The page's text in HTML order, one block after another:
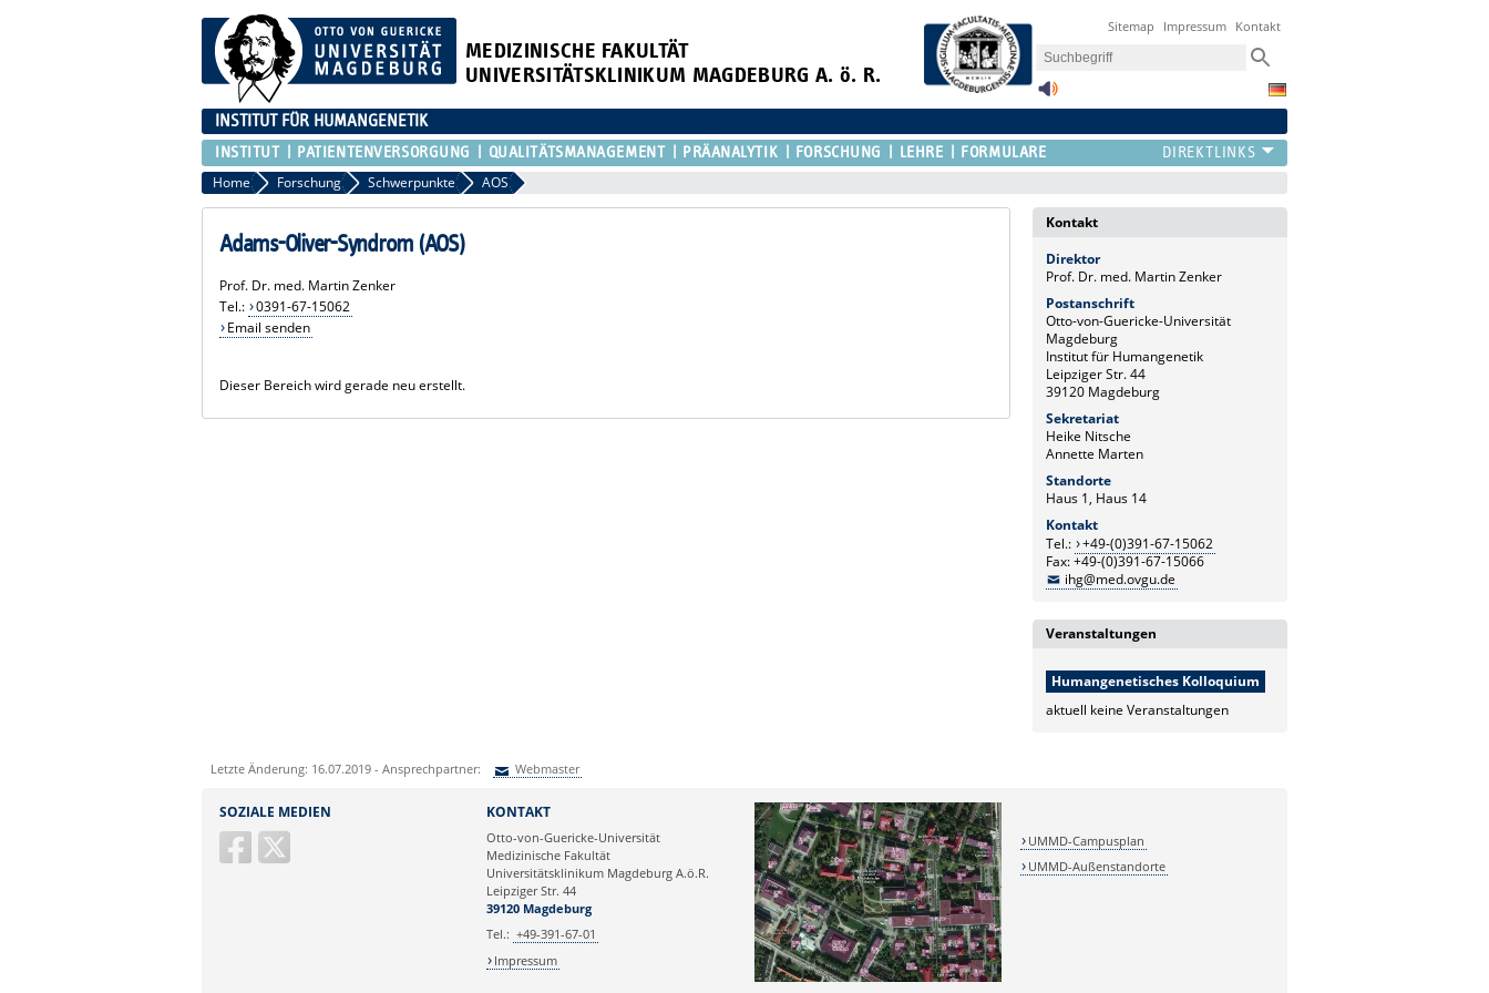
MEDIZINISCHE FAKULTÄT
UNIVERSITÄTSKLINIKUM MAGDEBURG A. ö. R.
Sitemap Impressum Kontakt
INSTITUT FÜR HUMANGENETIK
INSTITUT PATIENTENVERSORGUNG QUALITÄTSMANAGEMENT PRÄANALYTIK FORSCHUNG LEHRE FORMULARE
Home Forschung Schwerpunkte AOS
Adams-Oliver-Syndrom (AOS)
Prof. Dr. med. Martin Zenker
Tel.: 0391-67-15062
Email senden
Dieser Bereich wird gerade neu erstellt.
Kontakt
Direktor
Prof. Dr. med. Martin Zenker
Postanschrift
Otto-von-Guericke-Universität
Magdeburg
Institut für Humangenetik
Leipziger Str. 44
39120 Magdeburg
Sekretariat
Heike Nitsche
Annette Marten
Standorte
Haus 1, Haus 14
Kontakt
Tel.: +49-(0)391-67-15062
Fax: +49-(0)391-67-15066
ihg@med.ovgu.de
Veranstaltungen
Humangenetisches Kolloquium
aktuell keine Veranstaltungen
Letzte Änderung: 16.07.2019 - Ansprechpartner: Webmaster
Ihre E-Mailadresse:
SOZIALE MEDIEN KONTAKT
Otto-von-Guericke-Universität
Medizinische Fakultät
Universitätsklinikum Magdeburg A.ö.R.
Leipziger Str. 44
39120 Magdeburg
Tel.: +49-391-67-01
Impressum
UMMD-Campusplan
UMMD-Außenstandorte